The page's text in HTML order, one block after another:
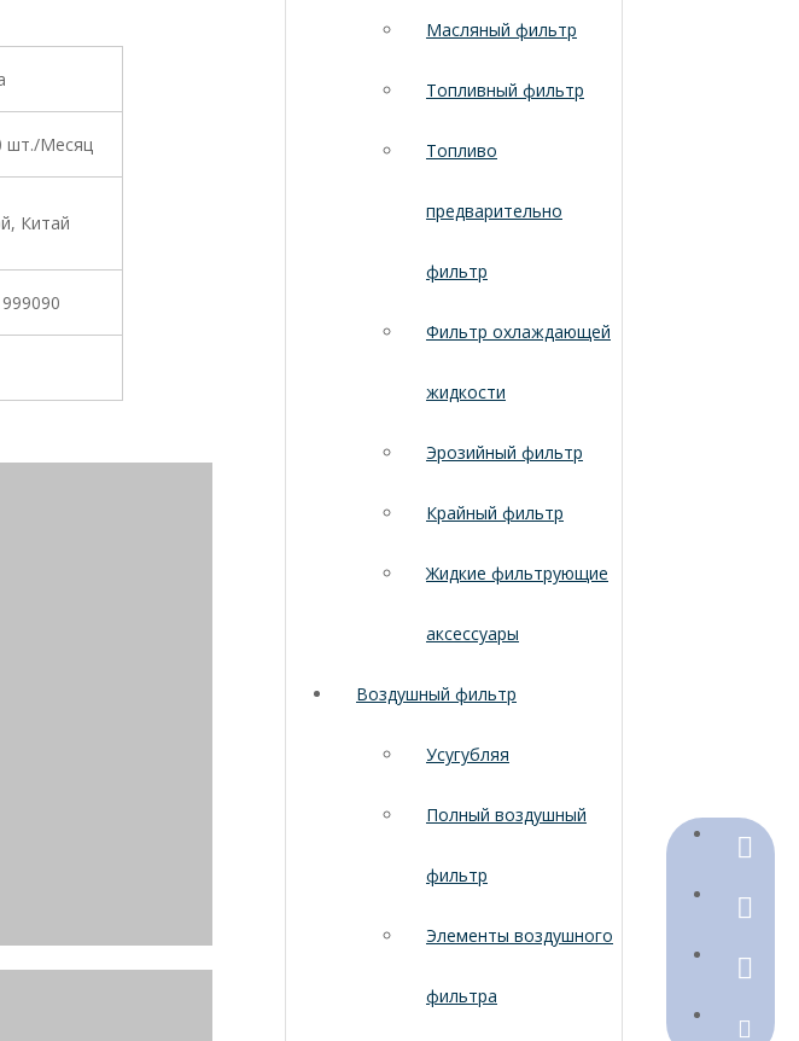
шт./Месяц
Китай
Масляный фильтр
Топливный фильтр
Топливо
предварительно
фильтр
Фильтр охлаждающей
жидкости
Эрозийный фильтр
Крайный фильтр
Жидкие фильтрующие
аксессуары
Воздушный фильтр
Усугубляя
Полный воздушный
фильтр
Элементы воздушного
фильтра
+86-